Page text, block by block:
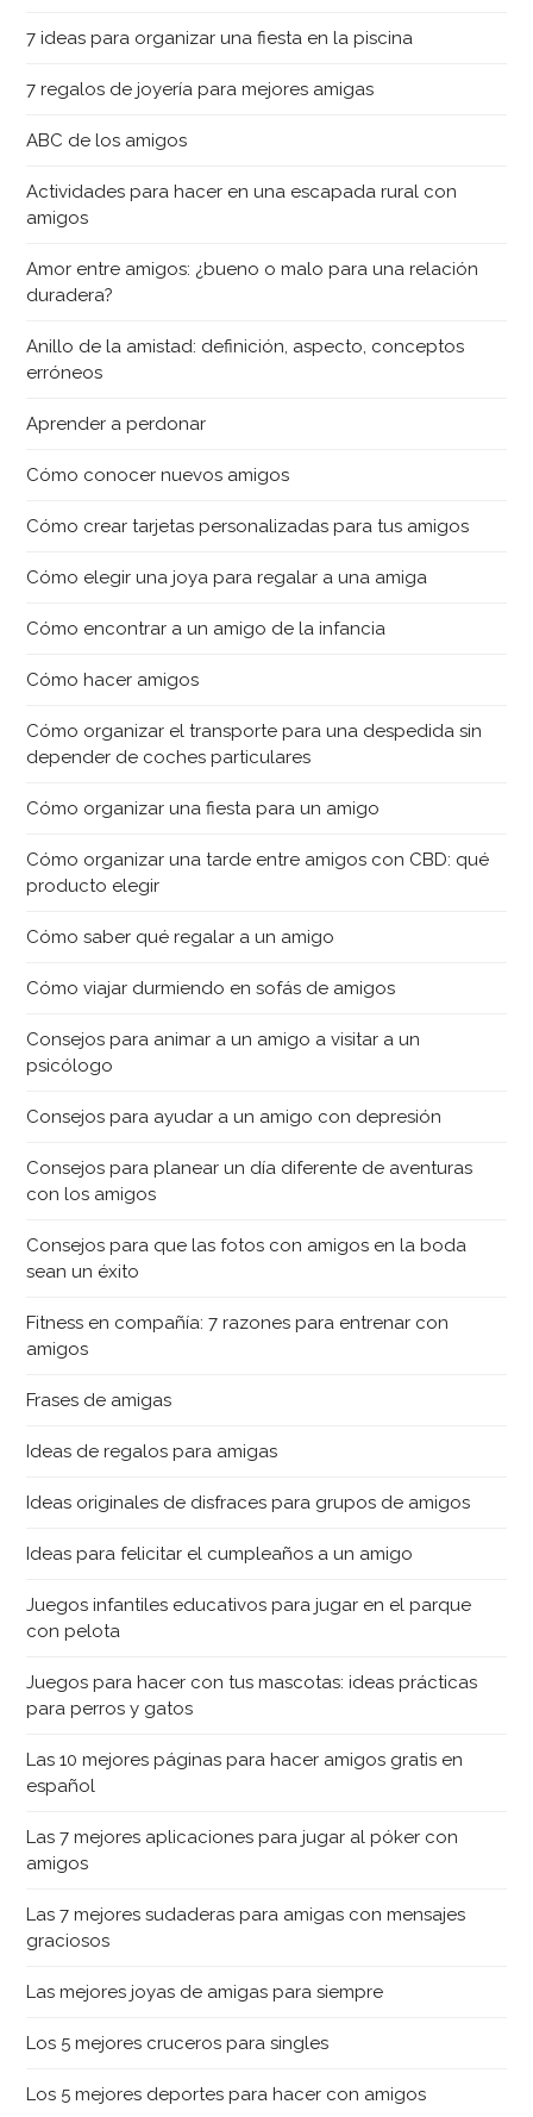
7 ideas para organizar una fiesta en la piscina
7 regalos de joyería para mejores amigas
ABC de los amigos
Actividades para hacer en una escapada rural con
amigos
Amor entre amigos: ¿bueno o malo para una relación
duradera?
Anillo de la amistad: definición, aspecto, conceptos
erróneos
Aprender a perdonar
Cómo conocer nuevos amigos
Cómo crear tarjetas personalizadas para tus amigos
Cómo elegir una joya para regalar a una amiga
Cómo encontrar a un amigo de la infancia
Cómo hacer amigos
Cómo organizar el transporte para una despedida sin
depender de coches particulares
Cómo organizar una fiesta para un amigo
Cómo organizar una tarde entre amigos con CBD: qué
producto elegir
Cómo saber qué regalar a un amigo
Cómo viajar durmiendo en sofás de amigos
Consejos para animar a un amigo a visitar a un
psicólogo
Consejos para ayudar a un amigo con depresión
Consejos para planear un día diferente de aventuras
con los amigos
Consejos para que las fotos con amigos en la boda
sean un éxito
Fitness en compañía: 7 razones para entrenar con
amigos
Frases de amigas
Ideas de regalos para amigas
Ideas originales de disfraces para grupos de amigos
Ideas para felicitar el cumpleaños a un amigo
Juegos infantiles educativos para jugar en el parque
con pelota
Juegos para hacer con tus mascotas: ideas prácticas
para perros y gatos
Las 10 mejores páginas para hacer amigos gratis en
español
Las 7 mejores aplicaciones para jugar al póker con
amigos
Las 7 mejores sudaderas para amigas con mensajes
graciosos
Las mejores joyas de amigas para siempre
Los 5 mejores cruceros para singles
Los 5 mejores deportes para hacer con amigos